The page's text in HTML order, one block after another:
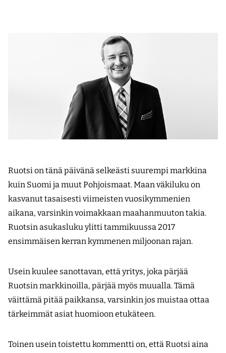
Ruotsi on tänä päivänä selkeästi suurempi markkina
kuin Suomi ja muut Pohjoismaat. Maan väkiluku on
kasvanut tasaisesti viimeisten vuosikymmenien
aikana, varsinkin voimakkaan maahanmuuton takia.
Ruotsin asukasluku ylitti tammikuussa 2017
ensimmäisen kerran kymmenen miljoonan rajan.
Usein kuulee sanottavan, että yritys, joka pärjää
Ruotsin markkinoilla, pärjää myös muualla. Tämä
väittämä pitää paikkansa, varsinkin jos muistaa ottaa
tärkeimmät asiat huomioon etukäteen.
Toinen usein toistettu kommentti on, että Ruotsi aina